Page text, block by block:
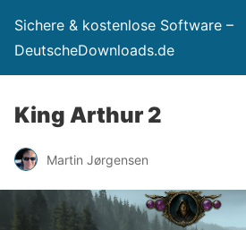
Sichere & kostenlose Software –
DeutscheDownloads.de
King Arthur 2
Martin Jørgensen